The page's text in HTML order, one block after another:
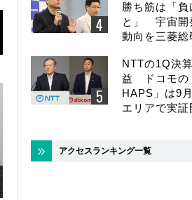
勝ち筋は「負
と」 宇宙開
動向を三菱総
NTTの1Q決
益 ドコモの
HAPS」は9
エリアで実証
アクセスランキング一覧